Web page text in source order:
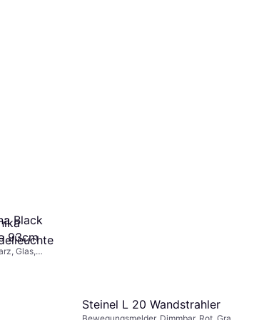
Black
93cm
Glas,
Steinel L 20 Wandstrahler